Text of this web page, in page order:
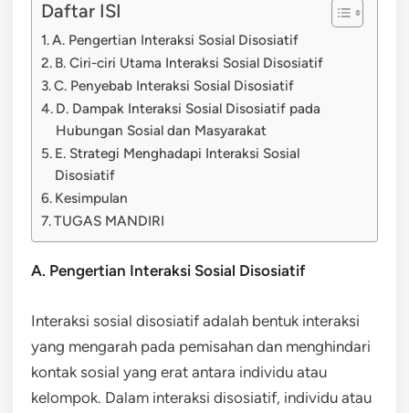
Daftar ISI
A. Pengertian Interaksi Sosial Disosiatif
B. Ciri-ciri Utama Interaksi Sosial Disosiatif
C. Penyebab Interaksi Sosial Disosiatif
D. Dampak Interaksi Sosial Disosiatif pada
Hubungan Sosial dan Masyarakat
E. Strategi Menghadapi Interaksi Sosial
Disosiatif
Kesimpulan
TUGAS MANDIRI
A. Pengertian Interaksi Sosial Disosiatif
Interaksi sosial disosiatif adalah bentuk interaksi
yang mengarah pada pemisahan dan menghindari
kontak sosial yang erat antara individu atau
kelompok. Dalam interaksi disosiatif, individu atau